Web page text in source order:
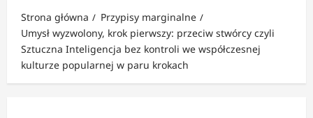
Strona główna
Przypisy marginalne
Umysł wyzwolony, krok pierwszy: przeciw stwórcy czyli
Sztuczna Inteligencja bez kontroli we współczesnej
kulturze popularnej w paru krokach